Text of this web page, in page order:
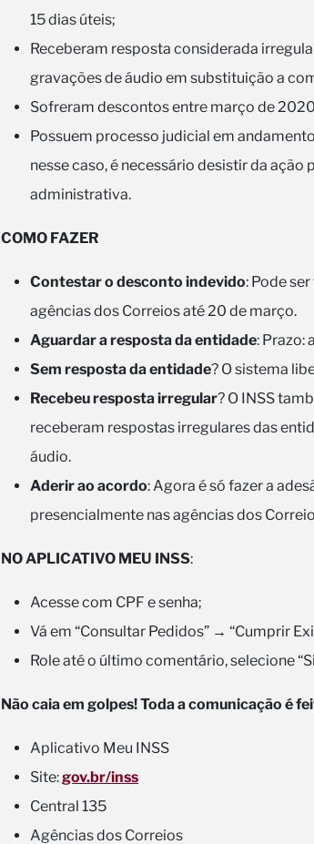
15 dias úteis;
Receberam resposta considerada
gravações de áudio em substituição a
Sofreram descontos entre março de
Possuem processo judicial em
nesse caso, é necessário desistir da ação
administrativa.
COMO FAZER
Contestar o desconto indevido: Pode
agências dos Correios até 20 de março.
Aguardar a resposta da entidade: Prazo:
Sem resposta da entidade? O sistema
Recebeu resposta irregular? O INSS
receberam respostas irregulares das
áudio.
Aderir ao acordo: Agora é só fazer a
presencialmente nas agências dos
NO APLICATIVO MEU INSS:
Acesse com CPF e senha;
Vá em “Consultar Pedidos” → “Cumprir
Role até o último comentário, selecione
Não caia em golpes! Toda a comunicação é
Aplicativo Meu INSS
Site:gov.br/inss
Central 135
Agências dos Correios